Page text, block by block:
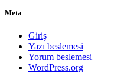
Meta
Giriş
Yazı beslemesi
Yorum beslemesi
WordPress.org